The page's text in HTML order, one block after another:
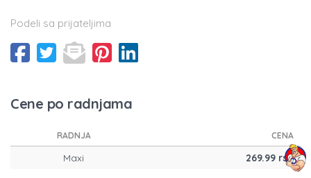
Podeli sa prijateljima
Cene po radnjama
RADNJA CENA
Maxi 269.99 rsd